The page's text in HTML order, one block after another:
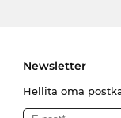
Newsletter
Hellita oma